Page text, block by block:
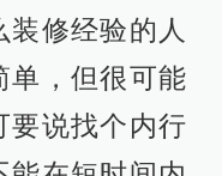
修经验的人
单，但很可能
要说找个内行